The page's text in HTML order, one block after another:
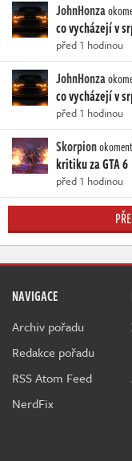
JohnHonza
co vycházejí v
před 1 hodinou
JohnHonza
co vycházejí v
před 1 hodinou
Skorpion
kritiku za GTA 6
před 1 hodinou
NAVIGACE
Archiv pořadu
Redakce pořadu
RSS Atom Feed
NerdFix